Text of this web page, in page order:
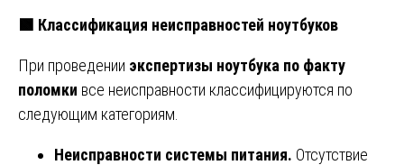
🟩 Классификация неисправностей ноутбуков
При проведении экспертизы ноутбука по факту
поломки все неисправности классифицируются по
следующим категориям.
Неисправности системы питания. Отсутствие